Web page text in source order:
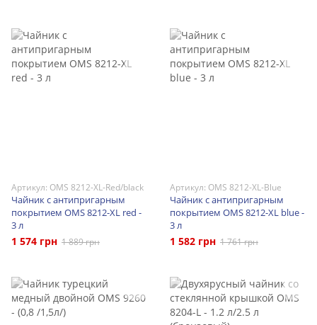
Артикул: OMS 8212-XL-Red/black
Чайник с антипригарным
покрытием OMS 8212-XL red -
3 л
1 574 грн 1 889 грн
Артикул: OMS 8212-XL-Blue
Чайник с антипригарным
покрытием OMS 8212-XL blue -
3 л
1 582 грн 1 761 грн